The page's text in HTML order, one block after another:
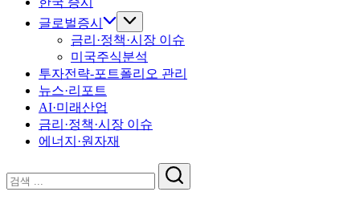
글로벌증시
금리·정책·시장 이슈
미국주식분석
투자전략-포트폴리오 관리
뉴스·리포트
AI·미래산업
금리·정책·시장 이슈
에너지·원자재
닫
기
검
검